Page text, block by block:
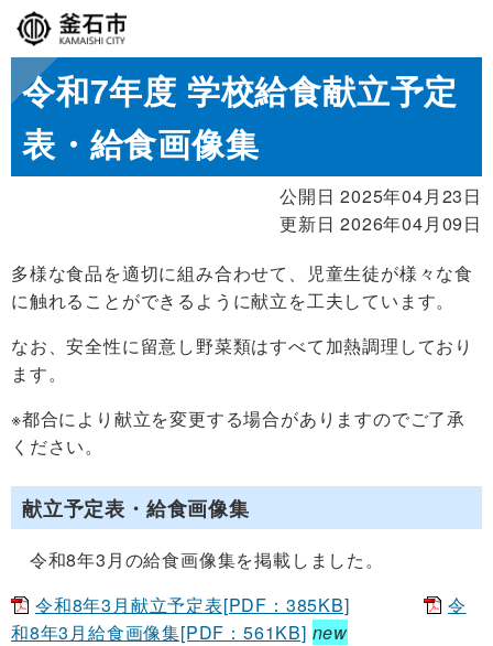
令和7年度 学校給食献立予定
表・給食画像集
公開日 2025年04月23日
更新日 2026年04月09日
多様な食品を適切に組み合わせて、児童生徒が様々な食
に触れることができるように献立を工夫しています。
なお、安全性に留意し野菜類はすべて加熱調理しており
ます。
※都合により献立を変更する場合がありますのでご了承
ください。
献立予定表・給食画像集
令和8年3月の給食画像集を掲載しました。
令和8年3月献立予定表[PDF：385KB]
令
和8年3月給食画像集[PDF：561KB] new